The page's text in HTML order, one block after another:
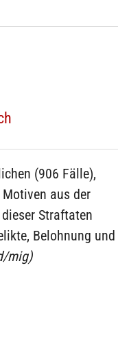
(906 Fälle),
aus der
Straftaten
Belohnung und
mig)